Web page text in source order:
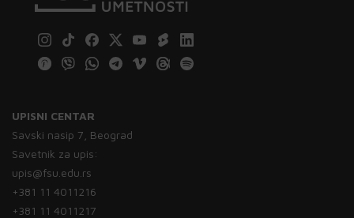
UPISNI CENTAR
Savski nasip 7, Beograd
Savetnik za upis:
upis@fsu.edu.rs
+381 11 4011216
+381 11 4011217